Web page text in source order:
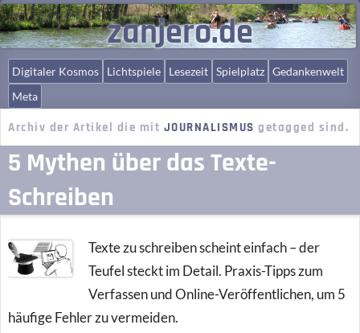
zanjero.de
Digitaler Kosmos Lichtspiele Lesezeit Spielplatz Gedankenwelt
Meta
Archiv der Artikel die mit JOURNALISMUS getagged sind.
5 Mythen über das Texte-
Schreiben
Texte zu schreiben scheint einfach – der
Teufel steckt im Detail. Praxis-Tipps zum
Verfassen und Online-Veröffentlichen, um 5
häufige Fehler zu vermeiden.